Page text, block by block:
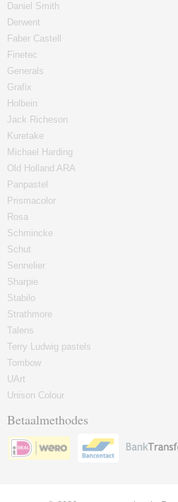
Daniel Smith
Derwent
Faber Castell
Finetec
Generals
Grafix
Holbein
Jack Richeson
Kuretake
Michael Harding
Old Holland ARA
Panpastel
Prismacolor
Rosa
Schmincke
Schut
Sennelier
Sharpie
Stabilo
Strathmore
Talens
Terry Ludwig pastels
Tombow
UArt
Unison Colour
Betaalmethodes